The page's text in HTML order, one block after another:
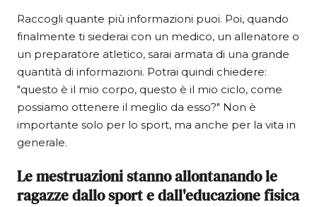
Raccogli quante più informazioni puoi. Poi, quando
finalmente ti siederai con un medico, un allenatore o
un preparatore atletico, sarai armata di una grande
quantità di informazioni. Potrai quindi chiedere:
"questo è il mio corpo, questo è il mio ciclo, come
possiamo ottenere il meglio da esso?" Non è
importante solo per lo sport, ma anche per la vita in
generale.
Le mestruazioni stanno allontanando le
ragazze dallo sport e dall'educazione fisica